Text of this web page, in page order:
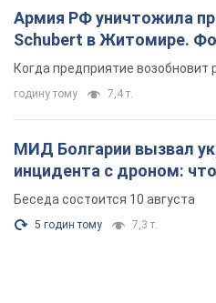
Армия РФ уничтожила
Schubert в Житомире.
Когда предприятие возобновит
годину тому 7,4 т.
МИД Болгарии вызвал
инцидента с дроном:
Беседа состоится 10 августа
5 годин тому 7,3 т.